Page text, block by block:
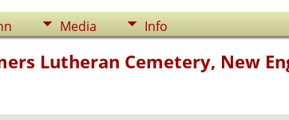
Media Info
Lutheran Cemetery, New